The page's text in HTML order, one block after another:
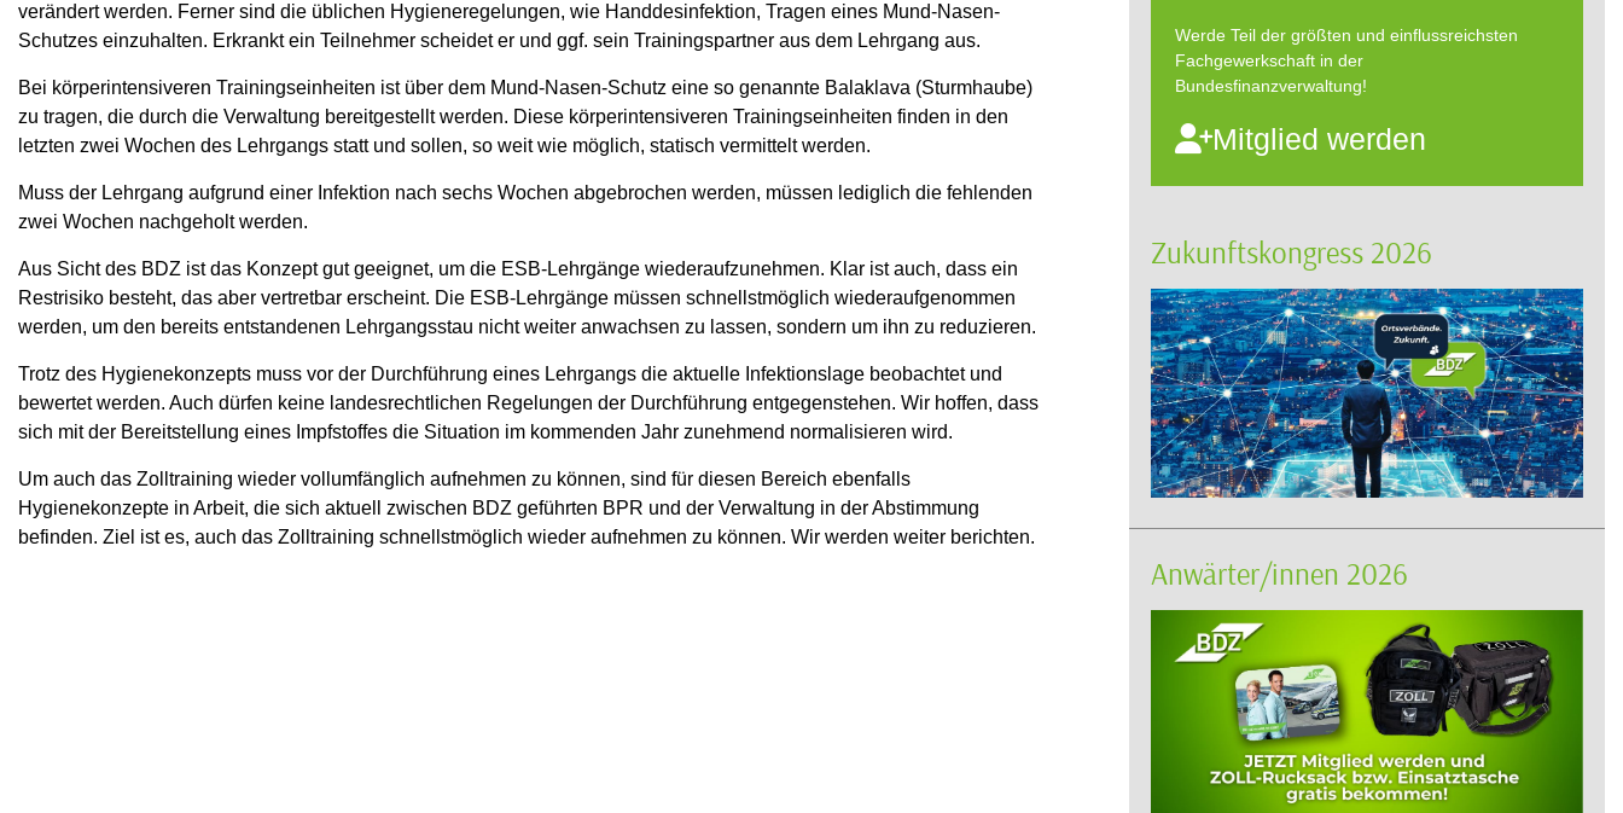
verändert werden. Ferner sind die üblichen Hygieneregelungen, wie Handdesinfektion, Tragen eines Mund-Nasen-
Schutzes einzuhalten. Erkrankt ein Teilnehmer scheidet er und ggf. sein Trainingspartner aus dem Lehrgang aus.
Bei körperintensiveren Trainingseinheiten ist über dem Mund-Nasen-Schutz eine so genannte Balaklava (Sturmhaube)
zu tragen, die durch die Verwaltung bereitgestellt werden. Diese körperintensiveren Trainingseinheiten finden in den
letzten zwei Wochen des Lehrgangs statt und sollen, so weit wie möglich, statisch vermittelt werden.
Muss der Lehrgang aufgrund einer Infektion nach sechs Wochen abgebrochen werden, müssen lediglich die fehlenden
zwei Wochen nachgeholt werden.
Aus Sicht des BDZ ist das Konzept gut geeignet, um die ESB-Lehrgänge wiederaufzunehmen. Klar ist auch, dass ein
Restrisiko besteht, das aber vertretbar erscheint. Die ESB-Lehrgänge müssen schnellstmöglich wiederaufgenommen
werden, um den bereits entstandenen Lehrgangsstau nicht weiter anwachsen zu lassen, sondern um ihn zu reduzieren.
Trotz des Hygienekonzepts muss vor der Durchführung eines Lehrgangs die aktuelle Infektionslage beobachtet und
bewertet werden. Auch dürfen keine landesrechtlichen Regelungen der Durchführung entgegenstehen. Wir hoffen, dass
sich mit der Bereitstellung eines Impfstoffes die Situation im kommenden Jahr zunehmend normalisieren wird.
Um auch das Zolltraining wieder vollumfänglich aufnehmen zu können, sind für diesen Bereich ebenfalls
Hygienekonzepte in Arbeit, die sich aktuell zwischen BDZ geführten BPR und der Verwaltung in der Abstimmung
befinden. Ziel ist es, auch das Zolltraining schnellstmöglich wieder aufnehmen zu können. Wir werden weiter berichten.
Werde Teil der größten und einflussreichsten
Fachgewerkschaft in der
Bundesfinanzverwaltung!
Mitglied werden
Zukunftskongress 2026
Anwärter/innen 2026